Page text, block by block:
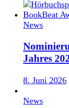
News
Jahres
8. Juni 2026
News